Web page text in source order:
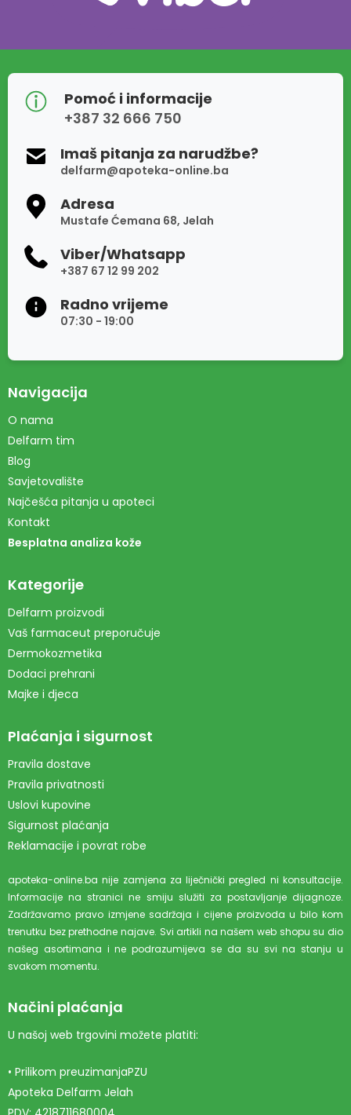
Pomoć i informacije
+387 32 666 750
Imaš pitanja za narudžbe?
delfarm@apoteka-online.ba
Adresa
Mustafe Ćemana 68, Jelah
Viber/Whatsapp
+387 67 12 99 202
Radno vrijeme
07:30 - 19:00
Navigacija
O nama
Delfarm tim
Blog
Savjetovalište
Najčešća pitanja u apoteci
Kontakt
Besplatna analiza kože
Kategorije
Delfarm proizvodi
Vaš farmaceut preporučuje
Dermokozmetika
Dodaci prehrani
Majke i djeca
Plaćanja i sigurnost
Pravila dostave
Pravila privatnosti
Uslovi kupovine
Sigurnost plaćanja
Reklamacije i povrat robe
apoteka-online.ba nije zamjena za liječnički pregled ni konsultacije.
Informacije na stranici ne smiju služiti za postavljanje dijagnoze.
Zadržavamo pravo izmjene sadržaja i cijene proizvoda u bilo kom
trenutku bez prethodne najave. Svi artikli na našem web shopu su dio
našeg asortimana i ne podrazumijeva se da su svi na stanju u
svakom momentu.
Načini plaćanja
U našoj web trgovini možete platiti:
• Prilikom preuzimanjaPZU
Apoteka Delfarm Jelah